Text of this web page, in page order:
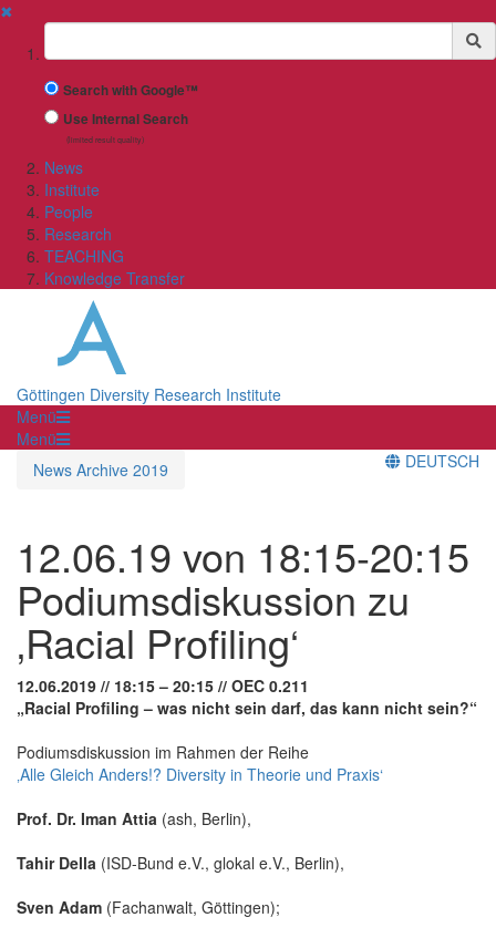
✖
Suchbegriff
Search with Google™
Use Internal Search
(limited result quality)
News
Institute
People
Research
TEACHING
Knowledge Transfer
Göttingen Diversity Research Institute
Menü
Menü
News Archive 2019
DEUTSCH
12.06.19 von 18:15-20:15
Podiumsdiskussion zu
‚Racial Profiling‘
12.06.2019 // 18:15 – 20:15 // OEC 0.211
„Racial Profiling – was nicht sein darf, das kann nicht sein?“
Podiumsdiskussion im Rahmen der Reihe
‚Alle Gleich Anders!? Diversity in Theorie und Praxis‘
Prof. Dr. Iman Attia (ash, Berlin),
Tahir Della (ISD-Bund e.V., glokal e.V., Berlin),
Sven Adam (Fachanwalt, Göttingen);